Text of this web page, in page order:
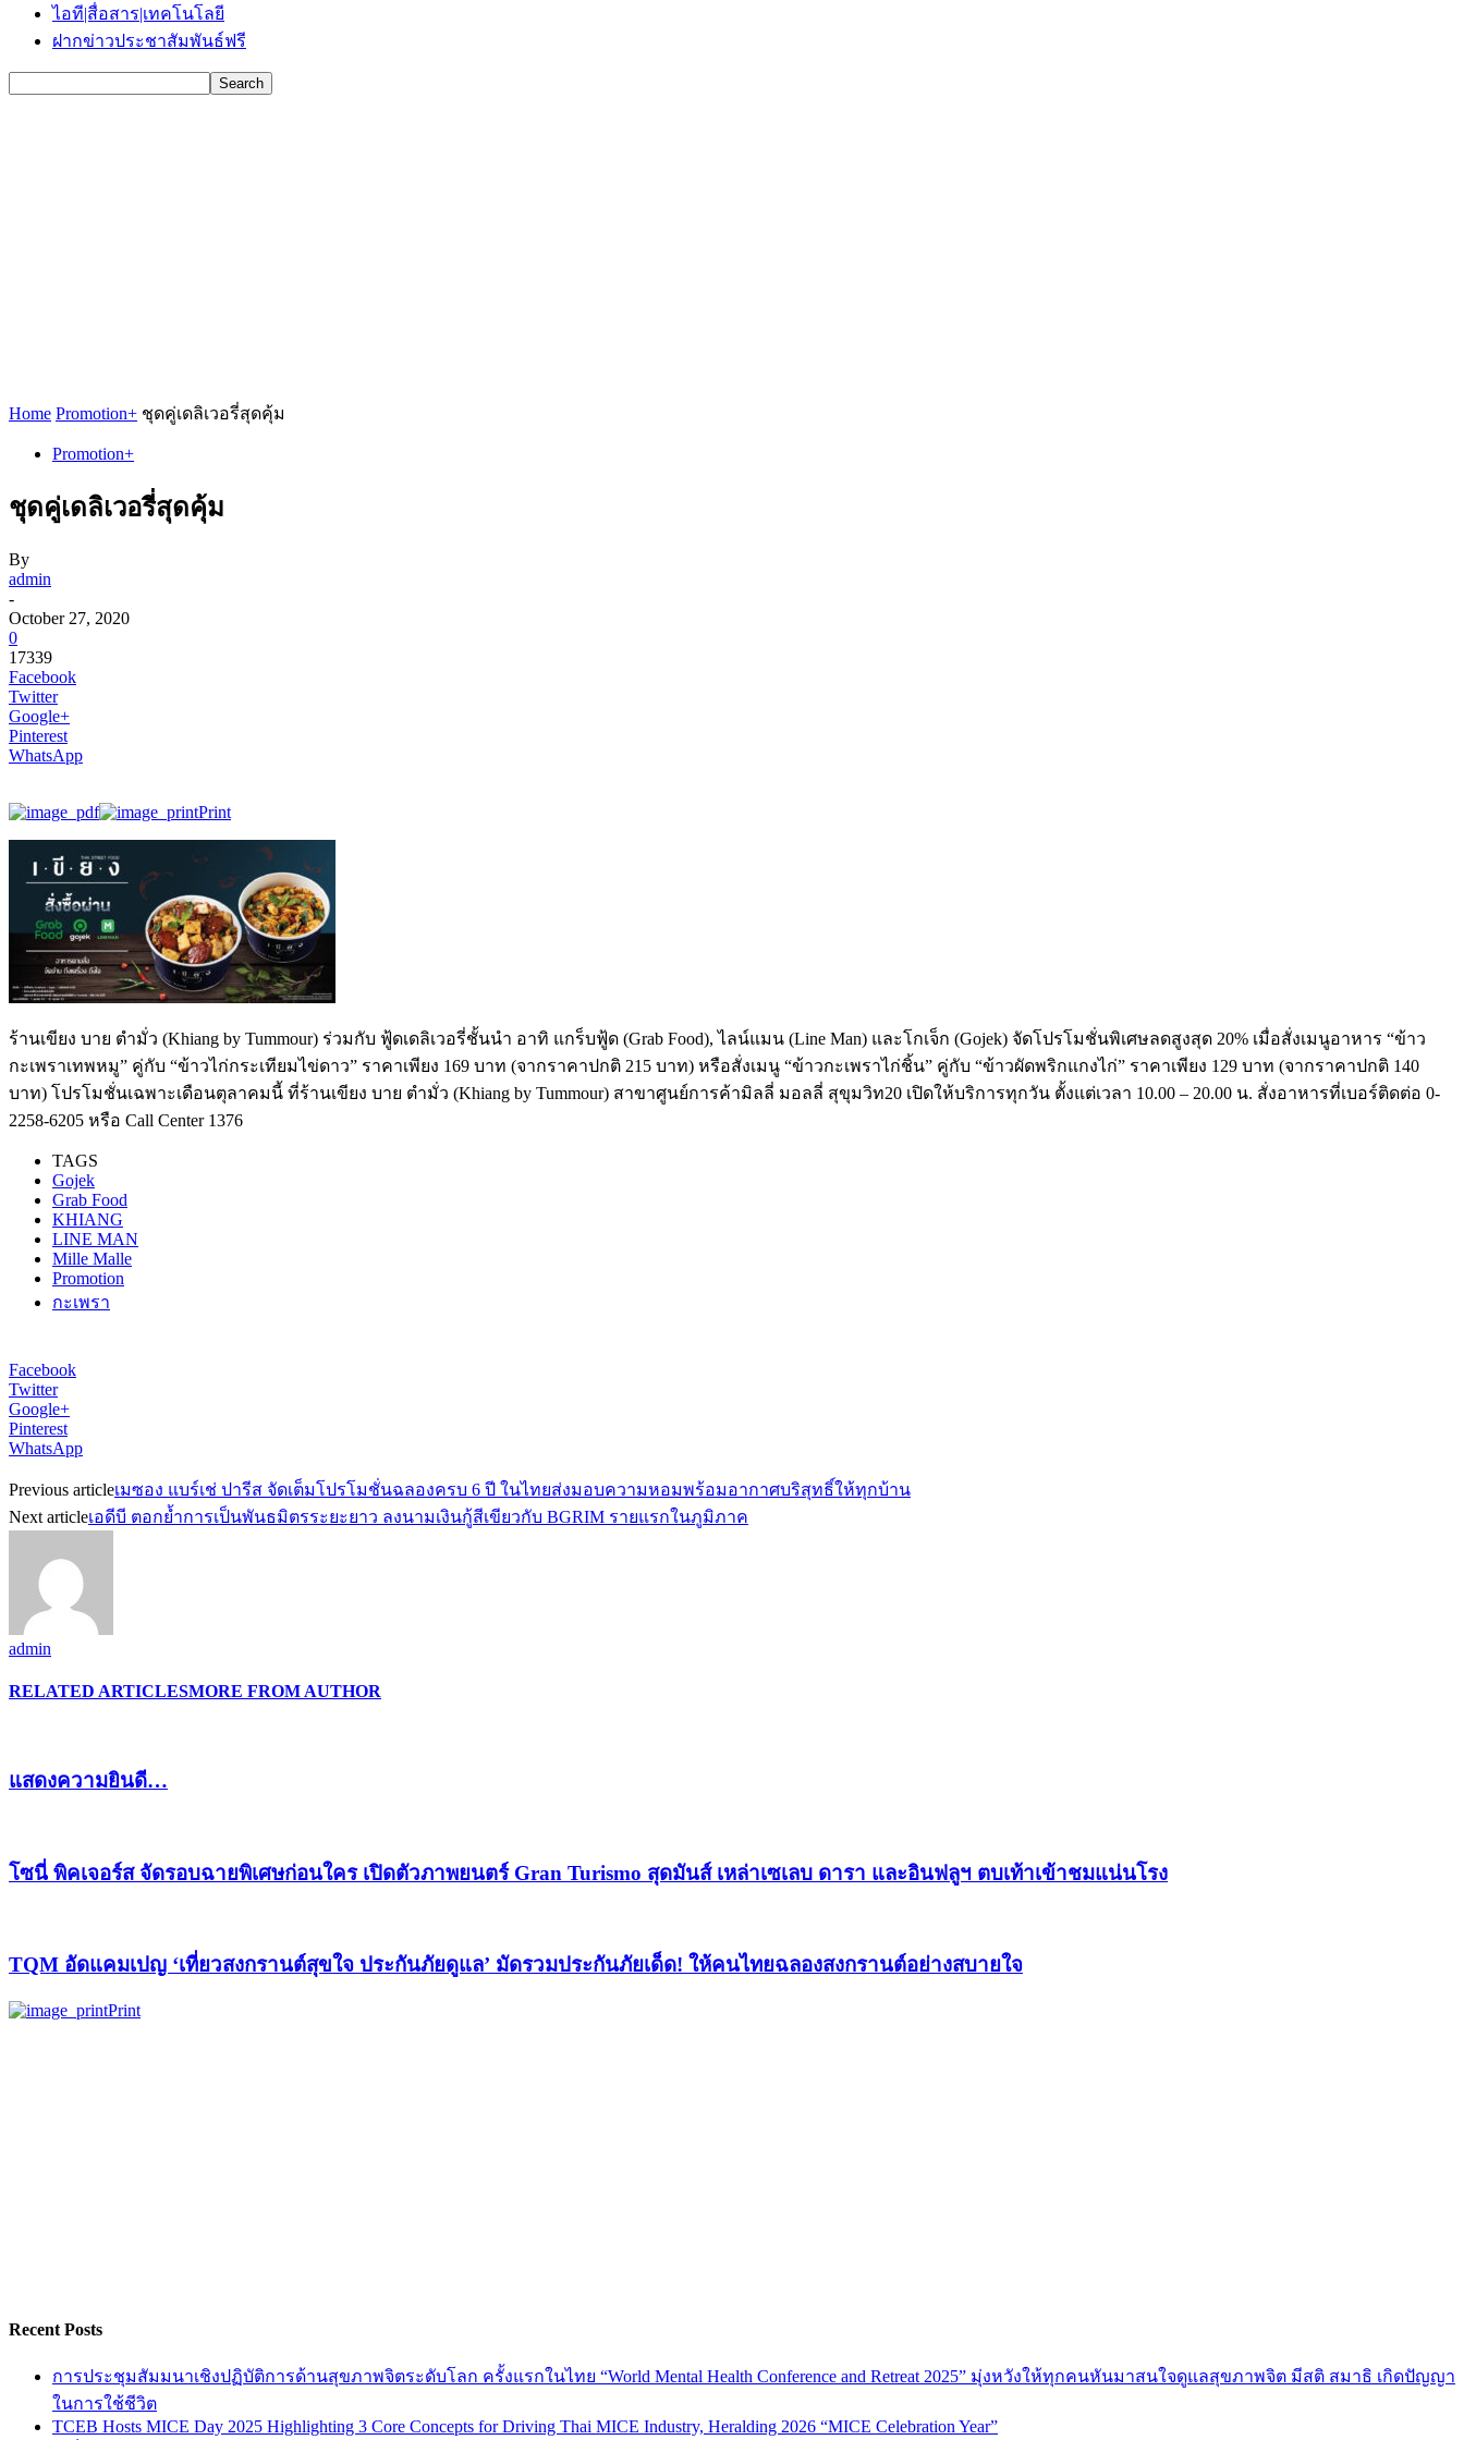
ไอที|สื่อสาร|เทคโนโลยี
ฝากข่าวประชาสัมพันธ์ฟรี
Home Promotion+ ชุดคู่เดลิเวอรี่สุดคุ้ม
Promotion+
ชุดคู่เดลิเวอรี่สุดคุ้ม
By
admin
-
October 27, 2020
0
17339
Facebook
Twitter
Google+
Pinterest
WhatsApp
Print
ร้านเขียง บาย ตำมั่ว (Khiang by Tummour) ร่วมกับ ฟู้ดเดลิเวอรี่ชั้นนำ อาทิ แกร็บฟู้ด (Grab Food), ไลน์แมน (Line Man) และโกเจ็ก (Gojek) จัดโปรโมชั่นพิเศษลดสูงสุด 20% เมื่อสั่งเมนูอาหาร “ข้าว
กะเพราเทพหมู” คู่กับ “ข้าวไก่กระเทียมไข่ดาว” ราคาเพียง 169 บาท (จากราคาปกติ 215 บาท) หรือสั่งเมนู “ข้าวกะเพราไก่ชิ้น” คู่กับ “ข้าวผัดพริกแกงไก่” ราคาเพียง 129 บาท (จากราคาปกติ 140
บาท) โปรโมชั่นเฉพาะเดือนตุลาคมนี้ ที่ร้านเขียง บาย ตำมั่ว (Khiang by Tummour) สาขาศูนย์การค้ามิลลี่ มอลลี่ สุขุมวิท20 เปิดให้บริการทุกวัน ตั้งแต่เวลา 10.00 – 20.00 น. สั่งอาหารที่เบอร์ติดต่อ 0-
2258-6205 หรือ Call Center 1376
TAGS
Gojek
Grab Food
KHIANG
LINE MAN
Mille Malle
Promotion
กะเพรา
Facebook
Twitter
Google+
Pinterest
WhatsApp
Previous articleเมซอง แบร์เช่ ปารีส จัดเต็มโปรโมชั่นฉลองครบ 6 ปี ในไทยส่งมอบความหอมพร้อมอากาศบริสุทธิ์ให้ทุกบ้าน
Next articleเอดีบี ตอกย้ำการเป็นพันธมิตรระยะยาว ลงนามเงินกู้สีเขียวกับ BGRIM รายแรกในภูมิภาค
admin
RELATED ARTICLESMORE FROM AUTHOR
แสดงความยินดี…
โซนี่ พิคเจอร์ส จัดรอบฉายพิเศษก่อนใคร เปิดตัวภาพยนตร์ Gran Turismo สุดมันส์ เหล่าเซเลบ ดารา และอินฟลูฯ ตบเท้าเข้าชมแน่นโรง
TQM อัดแคมเปญ ‘เที่ยวสงกรานต์สุขใจ ประกันภัยดูแล’ มัดรวมประกันภัยเด็ด! ให้คนไทยฉลองสงกรานต์อย่างสบายใจ
Print
Recent Posts
การประชุมสัมมนาเชิงปฏิบัติการด้านสุขภาพจิตระดับโลก ครั้งแรกในไทย “World Mental Health Conference and Retreat 2025” มุ่งหวังให้ทุกคนหันมาสนใจดูแลสุขภาพจิต มีสติ สมาธิ เกิดปัญญา
ในการใช้ชีวิต
TCEB Hosts MICE Day 2025 Highlighting 3 Core Concepts for Driving Thai MICE Industry, Heralding 2026 “MICE Celebration Year”